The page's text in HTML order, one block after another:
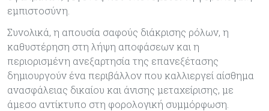
εμπιστοσύνη.
Συνολικά, η απουσία σαφούς διάκρισης ρόλων, η
καθυστέρηση στη λήψη αποφάσεων και η
περιορισμένη ανεξαρτησία της επανεξέτασης
δημιουργούν ένα περιβάλλον που καλλιεργεί αίσθημα
ανασφάλειας δικαίου και άνισης μεταχείρισης, με
άμεσο αντίκτυπο στη φορολογική συμμόρφωση.